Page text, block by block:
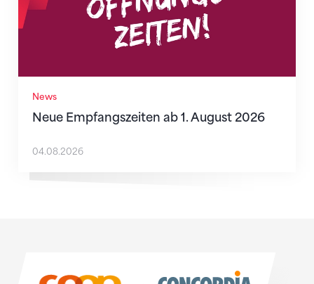
News
Neue Empfangszeiten ab 1. August 2026
04.08.2026